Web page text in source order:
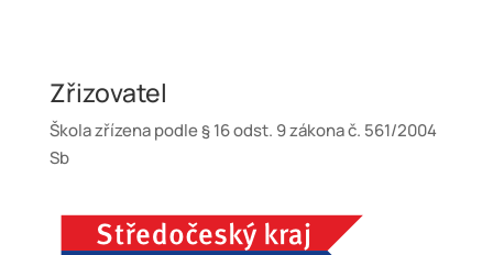
Zřizovatel
Škola zřízena podle § 16 odst. 9 zákona č. 561/2004
Sb